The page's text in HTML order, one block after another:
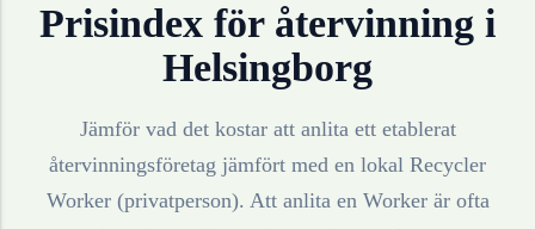
Prisindex för återvinning i
Helsingborg
Jämför vad det kostar att anlita ett etablerat
återvinningsföretag jämfört med en lokal Recycler
Worker (privatperson). Att anlita en Worker är ofta